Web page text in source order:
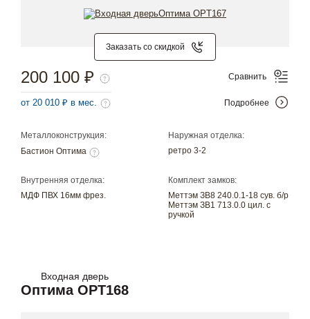
Заказать со скидкой
Металлоконструкция:
Бастион Оптима
Наружная отделка:
ретро 3-2
Внутренняя отделка:
МДФ ПВХ 16мм фрез.
Комплект замков:
Меттэм ЗВ8 240.0.1-18 сув. б/р
Меттэм ЗВ1 713.0.0 цил. с
ручкой
200 100 ₽
от 20 010 ₽ в мес.
Сравнить
Подробнее
Входная дверь
Оптима OPT168